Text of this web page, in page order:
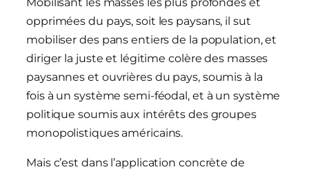
opprimées du pays, soit les paysans, il sut
mobiliser des pans entiers de la population, et
diriger la juste et légitime colère des masses
paysannes et ouvrières du pays, soumis à la
fois à un système semi-féodal, et à un système
politique soumis aux intérêts des groupes
monopolistiques américains.
Mais c’est dans l’application concrète de